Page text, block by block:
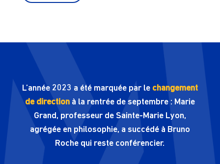
L’année 2023 a été marquée par le changement
de directionà la rentrée de septembre : Marie
Grand, professeur de Sainte-Marie Lyon,
agrégée en philosophie, a succédé à Bruno
Roche qui reste conférencier.